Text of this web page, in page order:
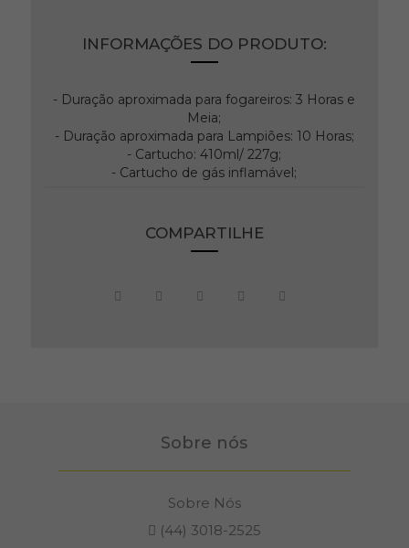
INFORMAÇÕES DO PRODUTO:
- Duração aproximada para fogareiros: 3 Horas e
Meia;
- Duração aproximada para Lampiões: 10 Horas;
- Cartucho: 410ml/ 227g;
- Cartucho de gás inflamável;
COMPARTILHE
Sobre nós
Sobre Nós
(44) 3018-2525